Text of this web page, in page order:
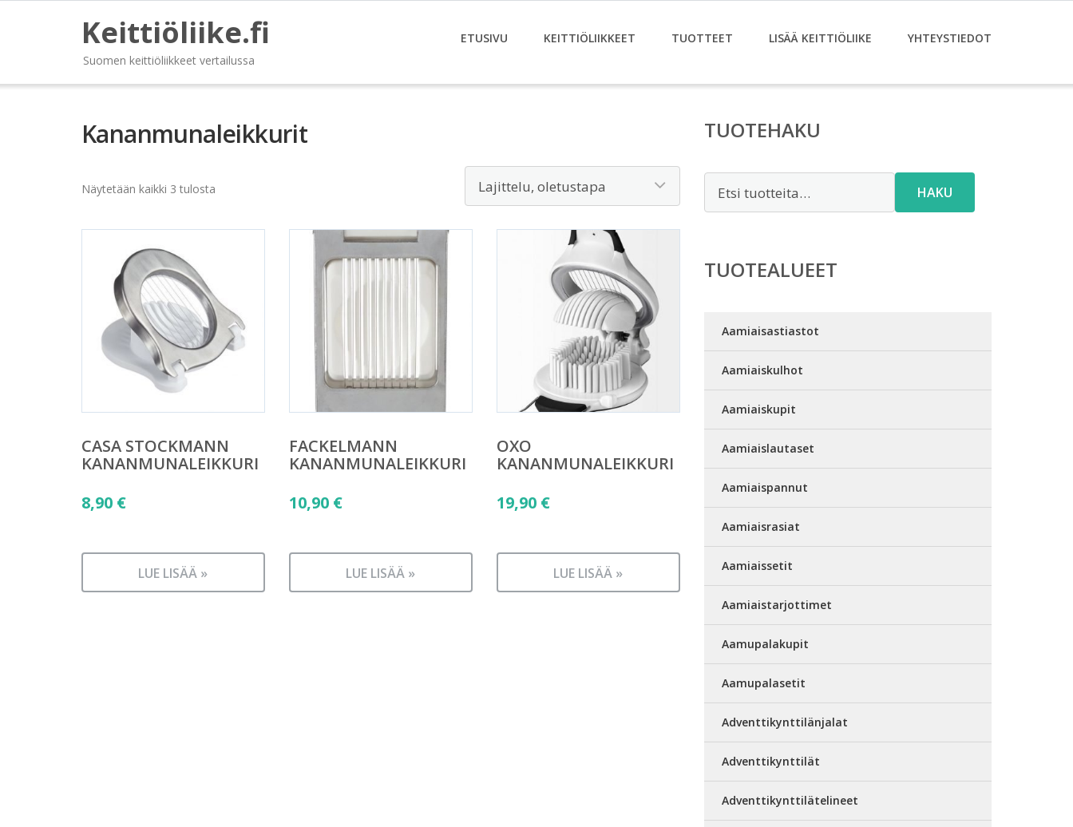
Keittiöliike.fi
Suomen keittiöliikkeet vertailussa
ETUSIVU KEITTIÖLIIKKEET TUOTTEET LISÄÄ KEITTIÖLIIKE YHTEYSTIEDOT
Kananmunaleikkurit
Näytetään kaikki 3 tulosta
CASA STOCKMANN
KANANMUNALEIKKURI
8,90 €
LUE LISÄÄ »
FACKELMANN
KANANMUNALEIKKURI
10,90 €
LUE LISÄÄ »
OXO
KANANMUNALEIKKURI
19,90 €
LUE LISÄÄ »
TUOTEHAKU
HAKU
TUOTEALUEET
Aamiaisastiastot
Aamiaiskulhot
Aamiaiskupit
Aamiaislautaset
Aamiaispannut
Aamiaisrasiat
Aamiaissetit
Aamiaistarjottimet
Aamupalakupit
Aamupalasetit
Adventtikynttilänjalat
Adventtikynttilät
Adventtikynttilätelineet